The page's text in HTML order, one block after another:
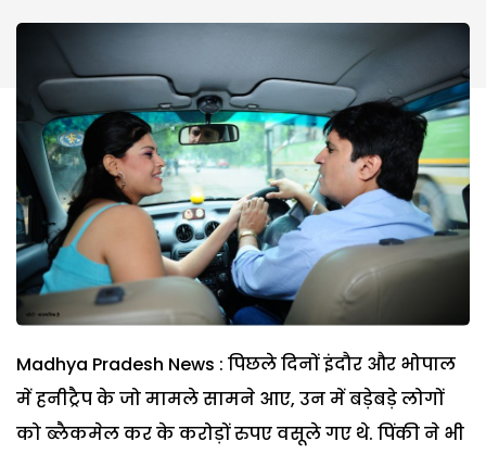
Madhya Pradesh News : पिछले दिनों इंदौर और भोपाल
में हनीट्रैप के जो मामले सामने आए, उन में बड़ेबड़े लोगों
को ब्लैकमेल कर के करोड़ों रुपए वसूले गए थे. पिंकी ने भी